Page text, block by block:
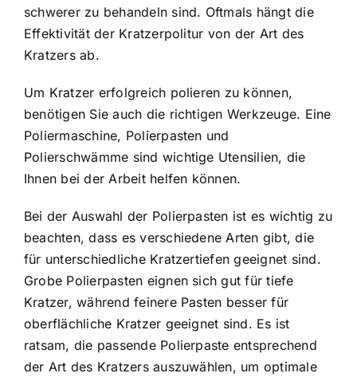
schwerer zu behandeln sind. Oftmals hängt die
Effektivität der Kratzerpolitur von der Art des
Kratzers ab.
Um Kratzer erfolgreich polieren zu können,
benötigen Sie auch die richtigen Werkzeuge. Eine
Poliermaschine, Polierpasten und
Polierschwämme sind wichtige Utensilien, die
Ihnen bei der Arbeit helfen können.
Bei der Auswahl der Polierpasten ist es wichtig zu
beachten, dass es verschiedene Arten gibt, die
für unterschiedliche Kratzertiefen geeignet sind.
Grobe Polierpasten eignen sich gut für tiefe
Kratzer, während feinere Pasten besser für
oberflächliche Kratzer geeignet sind. Es ist
ratsam, die passende Polierpaste entsprechend
der Art des Kratzers auszuwählen, um optimale